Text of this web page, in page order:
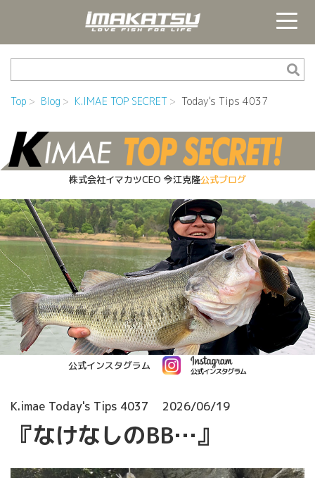
Top Blog K.IMAE TOP SECRET Today's Tips 4037
株式会社イマカツCEO 今江克隆公式ブログ
公式インスタグラム
K.imae Today's Tips 4037 2026/06/19
『なけなしのBB…』